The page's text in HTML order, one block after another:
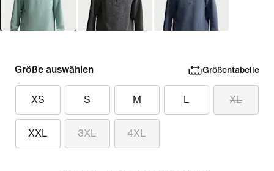
Größe auswählen Größentabelle
XS S M L XL
XXL 3XL 4XL